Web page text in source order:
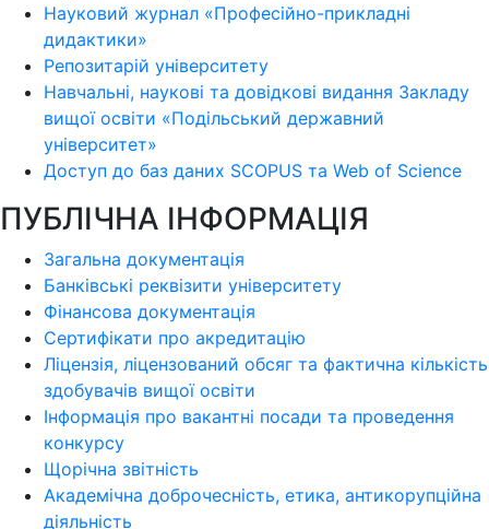
Науковий журнал «Професійно-прикладні
дидактики»
Репозитарій університету
Навчальні, наукові та довідкові видання Закладу
вищої освіти «Подільський державний
університет»
Доступ до баз даних SCOPUS та Web of Science
ПУБЛІЧНА ІНФОРМАЦІЯ
Загальна документація
Банківські реквізити університету
Фінансова документація
Сертифікати про акредитацію
Ліцензія, ліцензований обсяг та фактична кількість
здобувачів вищої освіти
Інформація про вакантні посади та проведення
конкурсу
Щорічна звітність
Академічна доброчесність, етика, антикорупційна
діяльність